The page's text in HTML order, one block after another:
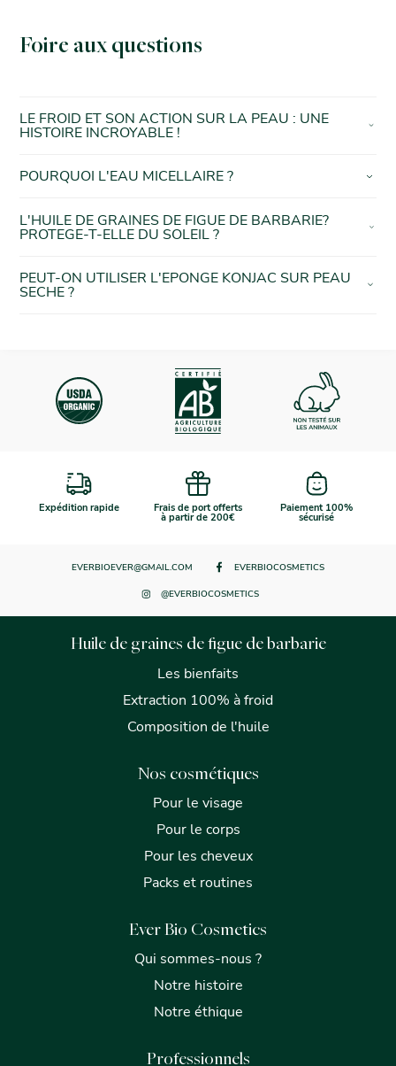
Foire aux questions
LE FROID ET SON ACTION SUR LA PEAU : UNE
HISTOIRE INCROYABLE !
POURQUOI L'EAU MICELLAIRE ?
L'HUILE DE GRAINES DE FIGUE DE BARBARIE?
PROTEGE-T-ELLE DU SOLEIL ?
PEUT-ON UTILISER L'EPONGE KONJAC SUR PEAU
SECHE ?
Expédition rapide Frais de port offerts
à partir de 200€
Paiement 100%
sécurisé
EVERBIOEVER@GMAIL.COM EVERBIOCOSMETICS
@EVERBIOCOSMETICS
Huile de graines de figue de barbarie
Les bienfaits
Extraction 100% à froid
Composition de l'huile
Nos cosmétiques
Pour le visage
Pour le corps
Pour les cheveux
Packs et routines
Ever Bio Cosmetics
Qui sommes-nous ?
Notre histoire
Notre éthique
Professionnels